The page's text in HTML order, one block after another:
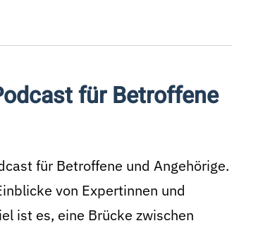
für Betroffene
für Betroffene und Angehörige.
von Expertinnen und
ist es, eine Brücke zwischen